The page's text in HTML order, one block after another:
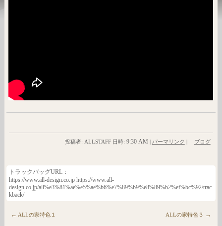
投稿者: ALLSTAFF 日時: 9:30 AM | パーマリンク | ブログ
トラックバッグURL：
https://www.all-design.co.jp https://www.all-
design.co.jp/all%e3%81%ae%e5%ae%b6%e7%89%b9%e8%89%b2%ef%bc%92/trac
kback/
← ALLの家特色１ ALLの家特色３ →